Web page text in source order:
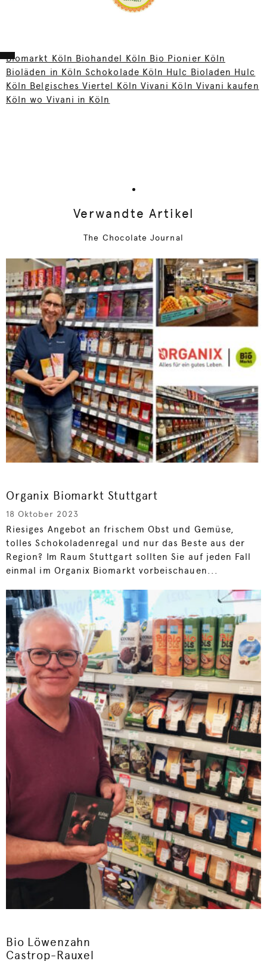
Biomarkt Köln Biohandel Köln Bio Pionier Köln
Bioläden in Köln Schokolade Köln Hulc Bioladen Hulc
Köln Belgisches Viertel Köln Vivani Köln Vivani kaufen
Köln wo Vivani in Köln
Verwandte Artikel
The Chocolate Journal
Organix Biomarkt Stuttgart
18 Oktober 2023
Riesiges Angebot an frischem Obst und Gemüse,
tolles Schokoladenregal und nur das Beste aus der
Region? Im Raum Stuttgart sollten Sie auf jeden Fall
einmal im Organix Biomarkt vorbeischauen...
Bio Löwenzahn
Castrop-Rauxel